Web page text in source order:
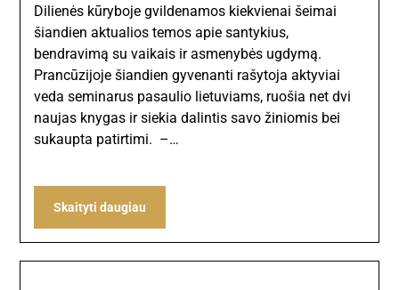
Dilienės kūryboje gvildenamos kiekvienai šeimai
šiandien aktualios temos apie santykius,
bendravimą su vaikais ir asmenybės ugdymą.
Prancūzijoje šiandien gyvenanti rašytoja aktyviai
veda seminarus pasaulio lietuviams, ruošia net dvi
naujas knygas ir siekia dalintis savo žiniomis bei
sukaupta patirtimi. –…
Skaityti daugiau